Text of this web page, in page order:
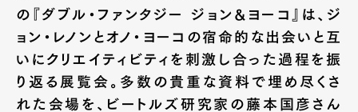
の『ダブル・ファンタジー ジョン&ヨーコ』は、ジ
ョン・レノンとオノ・ヨーコの宿命的な出会いと互
いにクリエイティビティを刺激し合った過程を振
り返る展覧会。多数の貴重な資料で埋め尽くさ
れた会場を、ビートルズ研究家の藤本国彦さん